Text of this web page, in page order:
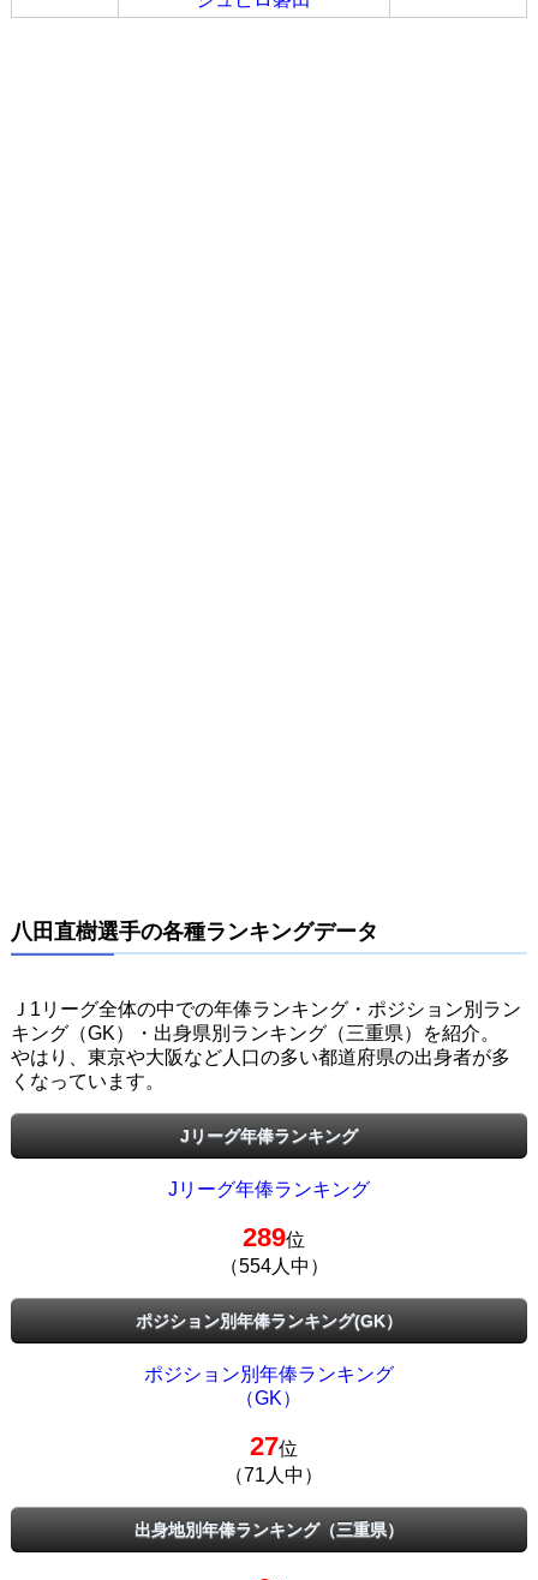
八田直樹選手の各種ランキングデータ
Ｊ1リーグ全体の中での年俸ランキング・ポジション別ラン
キング（GK）・出身県別ランキング（三重県）を紹介。
やはり、東京や大阪など人口の多い都道府県の出身者が多
くなっています。
Jリーグ年俸ランキング
Jリーグ年俸ランキング
289位
（554人中）
ポジション別年俸ランキング(GK）
ポジション別年俸ランキング
（GK）
27位
（71人中）
出身地別年俸ランキング（三重県）